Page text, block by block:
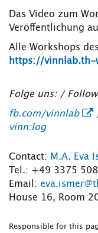
Das Video zum
Veröffentlichung
Alle Workshops
https://vinnlab.th-
Folge uns: /
fb.com/vinnlab
vinn:log
Contact: M.A. Eva
Tel.: +49 3375
Email:
House 16, Room
Responsible for this